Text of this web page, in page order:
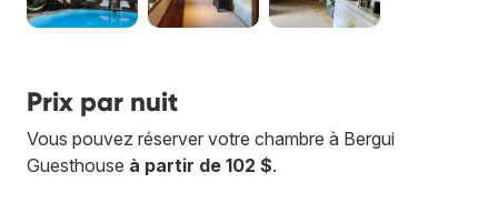
Prix par nuit
Vous pouvez réserver votre chambre à Bergui
Guesthouse à partir de 102 $.